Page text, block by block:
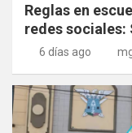
Reglas en
redes sociales:
6 días ago